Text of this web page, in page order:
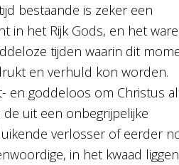
bestaande is zeker een
in het Rijk Gods, en het
tijden waarin dit
en verhuld kon worden.
en goddeloos om Christus
uit een onbegrijpelijke
verlosser of eerder
in het kwaad